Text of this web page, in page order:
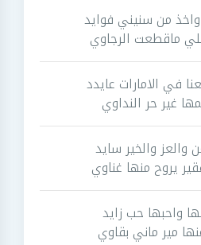
من سنيني فوايد
ماقطعت الرجاوي
في الامارات عايدد
غير حر النداوي
والعز والخير سايد
يروح منها غناوي
واحبها حب زايد
مير ماني بقاوي